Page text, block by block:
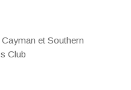
Cayman et Southern
Club